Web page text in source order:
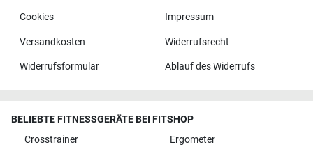
Cookies Impressum
Versandkosten Widerrufsrecht
Widerrufsformular Ablauf des Widerrufs
BELIEBTE FITNESSGERÄTE BEI FITSHOP
Crosstrainer
Ergometer